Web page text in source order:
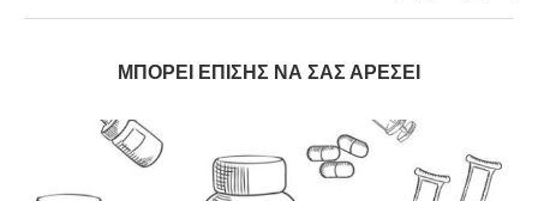
ΜΠΟΡΕΊ ΕΠΊΣΗΣ ΝΑ ΣΑΣ ΑΡΈΣΕΙ